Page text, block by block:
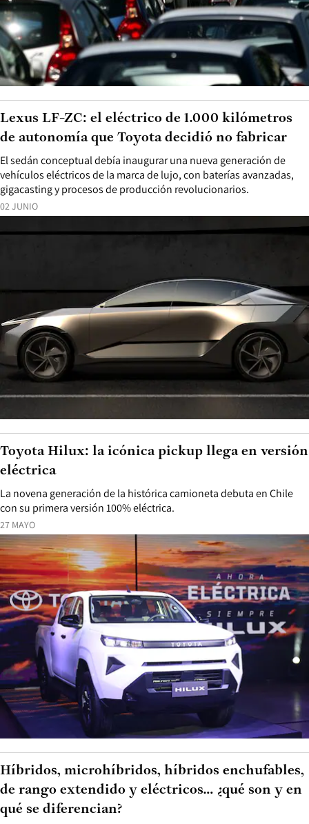
02 JUNIO
El sedán conceptual debía inaugurar una nueva generación de
vehículos eléctricos de la marca de lujo, con baterías avanzadas,
gigacasting y procesos de producción revolucionarios.
Lexus LF-ZC: el eléctrico de 1.000 kilómetros
de autonomía que Toyota decidió no fabricar
27 MAYO
La novena generación de la histórica camioneta debuta en Chile
con su primera versión 100% eléctrica.
Toyota Hilux: la icónica pickup llega en versión
eléctrica
Híbridos, microhíbridos, híbridos enchufables,
de rango extendido y eléctricos… ¿qué son y en
qué se diferencian?